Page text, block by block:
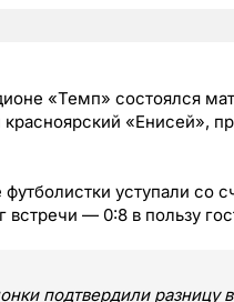
«Темп» состоялся
«Енисей»,
уступали со
— 0:8 в пользу
подтвердили разницу